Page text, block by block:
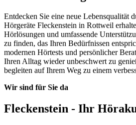
Entdecken Sie eine neue Lebensqualität
Hörgeräte Fleckenstein in Rottweil
Hörlösungen und umfassende
zu finden, das Ihren Bedürfnissen
modernen Hörtests und persönlicher
Ihren Alltag wieder unbeschwert zu
begleiten auf Ihrem Weg zu einem
Wir sind für Sie da
Fleckenstein - Ihr